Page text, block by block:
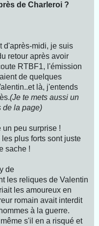
de Charleroi ?
d'après-midi, je suis
retour après avoir
RTBF1, l'émission
de quelques
là, j'entends
(Je te mets aussi un
de la page)
un peu surprise !
plus forts sont juste
sache !
de
les reliques de Valentin
les amoureux en
romain avait interdit
à la guerre.
s'il en a risqué et